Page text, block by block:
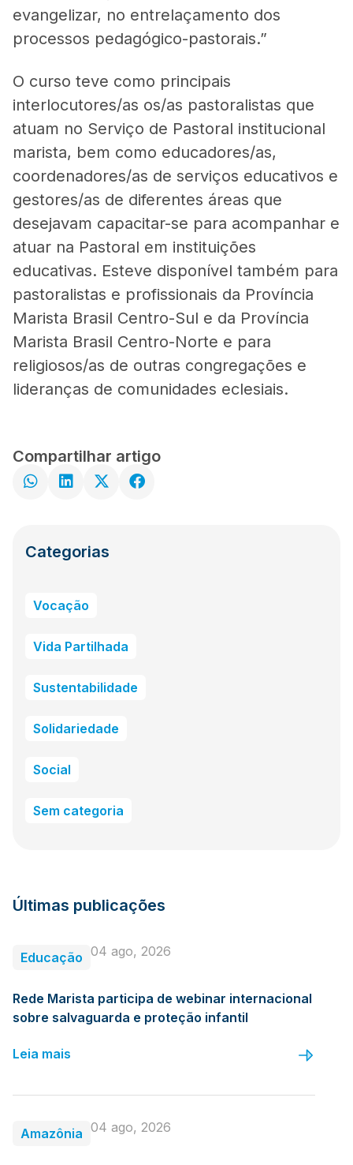
evangelizar, no entrelaçamento dos
processos pedagógico-pastorais.”
O curso teve como principais
interlocutores/as os/as pastoralistas que
atuam no Serviço de Pastoral institucional
marista, bem como educadores/as,
coordenadores/as de serviços educativos e
gestores/as de diferentes áreas que
desejavam capacitar-se para acompanhar e
atuar na Pastoral em instituições
educativas. Esteve disponível também para
pastoralistas e profissionais da Província
Marista Brasil Centro-Sul e da Província
Marista Brasil Centro-Norte e para
religiosos/as de outras congregações e
lideranças de comunidades eclesiais.
Compartilhar artigo
Categorias
Vocação
Vida Partilhada
Sustentabilidade
Solidariedade
Social
Sem categoria
Últimas publicações
Educação 04 ago, 2026
Rede Marista participa de webinar internacional
sobre salvaguarda e proteção infantil
Leia mais
Amazônia 04 ago, 2026